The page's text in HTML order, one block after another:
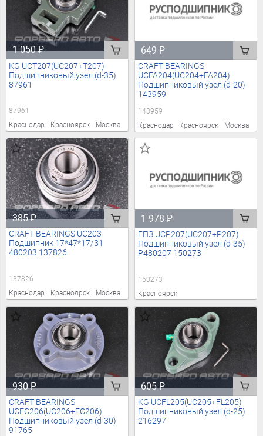
1 050₽
KG UCT207(UC207+T207)
Подшипниковый узел (d-35)
87961
87961
Краснодар
Красноярск Москва
649₽
CRAFT BEARINGS
UCFA204(UC204+FA204)
Подшипниковый узел (d-20)
143959
143959
Краснодар
Красноярск Москва
385₽
CRAFT BEARINGS UC203
Подшипник 17*47*17/31
480203 137826
137826
Краснодар
Красноярск Москва
1 978₽
ГПЗ UCP207(UC207+P207)
Подшипниковый узел (d-35)
P480207 150273
150273
Красноярск
930₽
CRAFT BEARINGS
UCFC206(UC206+FC206)
Подшипниковый узел (d-30)
91765
605₽
KG UCFL205(UC205+FL205)
Подшипниковый узел (d-25)
216297